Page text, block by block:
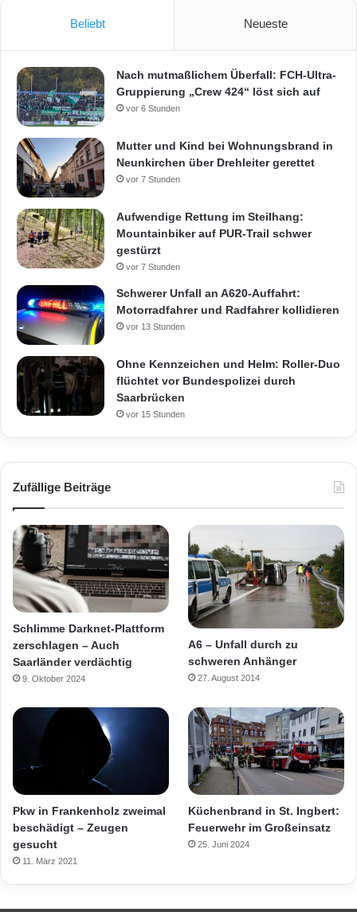
Beliebt Neueste
Nach mutmaßlichem Überfall: FCH-Ultra-
Gruppierung „Crew 424“ löst sich auf
vor 6 Stunden
Mutter und Kind bei Wohnungsbrand in
Neunkirchen über Drehleiter gerettet
vor 7 Stunden
Aufwendige Rettung im Steilhang:
Mountainbiker auf PUR-Trail schwer
gestürzt
vor 7 Stunden
Schwerer Unfall an A620-Auffahrt:
Motorradfahrer und Radfahrer kollidieren
vor 13 Stunden
Ohne Kennzeichen und Helm: Roller-Duo
flüchtet vor Bundespolizei durch
Saarbrücken
vor 15 Stunden
Zufällige Beiträge
Schlimme Darknet-Plattform
zerschlagen – Auch
Saarländer verdächtig
9. Oktober 2024
A6 – Unfall durch zu
schweren Anhänger
27. August 2014
Pkw in Frankenholz zweimal
beschädigt – Zeugen
gesucht
11. März 2021
Küchenbrand in St. Ingbert:
Feuerwehr im Großeinsatz
25. Juni 2024